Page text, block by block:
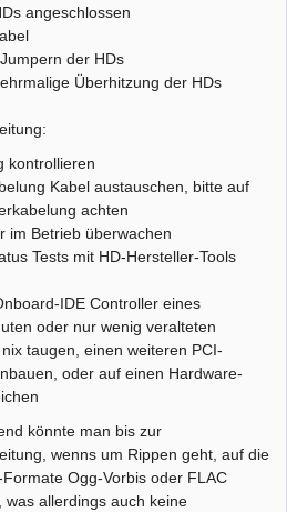
angeschlossen
der HDs
Überhitzung der HDs
kontrollieren
Kabel austauschen, bitte auf
achten
im Betrieb überwachen
Tests mit HD-Hersteller-Tools
IDE Controller eines
oder nur wenig veralteten
taugen, einen weiteren PCI-
oder auf einen Hardware-
könnte man bis zur
wenns um Rippen geht, auf die
Formate Ogg-Vorbis oder FLAC
was allerdings auch keine